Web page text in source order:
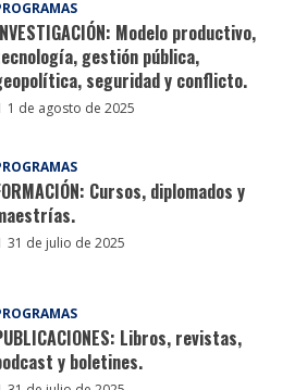
y malestar en la cultura
Modelo productivo,
gestión pública,
seguridad y conflicto.
1 de agosto de 2025
Cursos, diplomados y
31 de julio de 2025
Libros, revistas,
y boletines.